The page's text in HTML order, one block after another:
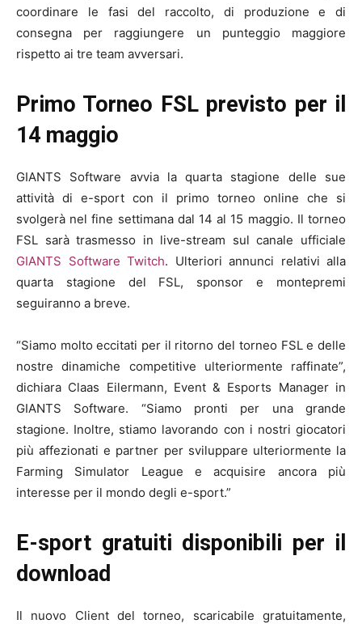
coordinare le fasi del raccolto, di produzione e di
consegna per raggiungere un punteggio maggiore
rispetto ai tre team avversari.
Primo Torneo FSL previsto per il
14 maggio
GIANTS Software avvia la quarta stagione delle sue
attività di e-sport con il primo torneo online che si
svolgerà nel fine settimana dal 14 al 15 maggio. Il torneo
FSL sarà trasmesso in live-stream sul canale ufficiale
GIANTS Software Twitch. Ulteriori annunci relativi alla
quarta stagione del FSL, sponsor e montepremi
seguiranno a breve.
“Siamo molto eccitati per il ritorno del torneo FSL e delle
nostre dinamiche competitive ulteriormente raffinate”,
dichiara Claas Eilermann, Event & Esports Manager in
GIANTS Software. “Siamo pronti per una grande
stagione. Inoltre, stiamo lavorando con i nostri giocatori
più affezionati e partner per sviluppare ulteriormente la
Farming Simulator League e acquisire ancora più
interesse per il mondo degli e-sport.”
E-sport gratuiti disponibili per il
download
Il nuovo Client del torneo, scaricabile gratuitamente,